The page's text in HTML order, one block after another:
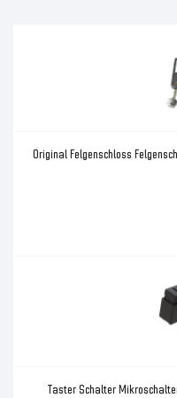
Original Felgenschloss
Taster Schalter Mikroschalter